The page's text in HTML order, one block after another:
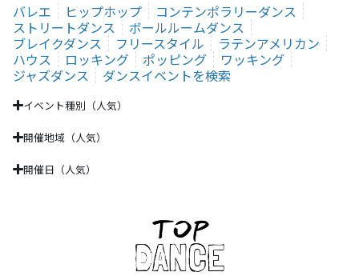
バレエ ヒップホップ
コンテンポラリーダンス
ストリートダンス
ボールルームダンス
ブレイクダンス
フリースタイル
ラテンアメリカン
ハウス
ロッキング ポッピング
ワッキング
ジャズダンス
ダンスイベントを検索
イベント種別（人気）
開催地域（人気）
開催日（人気）